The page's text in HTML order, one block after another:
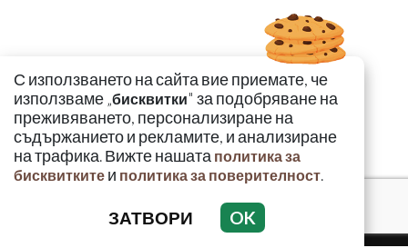
С използването на сайта вие приемате, че
използваме „бисквитки" за подобряване на
преживяването, персонализиране на
съдържанието и рекламите, и анализиране
на трафика. Вижте нашата политика за
бисквитките и политика за поверителност.
ЗАТВОРИ OK